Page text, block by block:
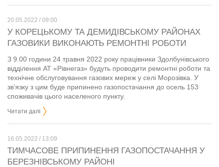
20.05.2022 / 09:00
У КОРЕЦЬКОМУ ТА ДЕМИДІВСЬКОМУ РАЙОНАХ
ГАЗОВИКИ ВИКОНАЮТЬ РЕМОНТНІ РОБОТИ
З 9.00 години 24 травня 2022 року працівники Здолбунівського
відділення АТ «Рівнегаз» будуть проводити ремонтні роботи та
технічне обслуговування газових мереж у селі Морозівка. У
зв’язку з цим буде припинено газопостачання до осель 153
споживачів цього населеного пункту.
Читати далі
16.05.2022 / 13:09
ТИМЧАСОВЕ ПРИПИНЕННЯ ГАЗОПОСТАЧАННЯ У
БЕРЕЗНІВСЬКОМУ РАЙОНІ